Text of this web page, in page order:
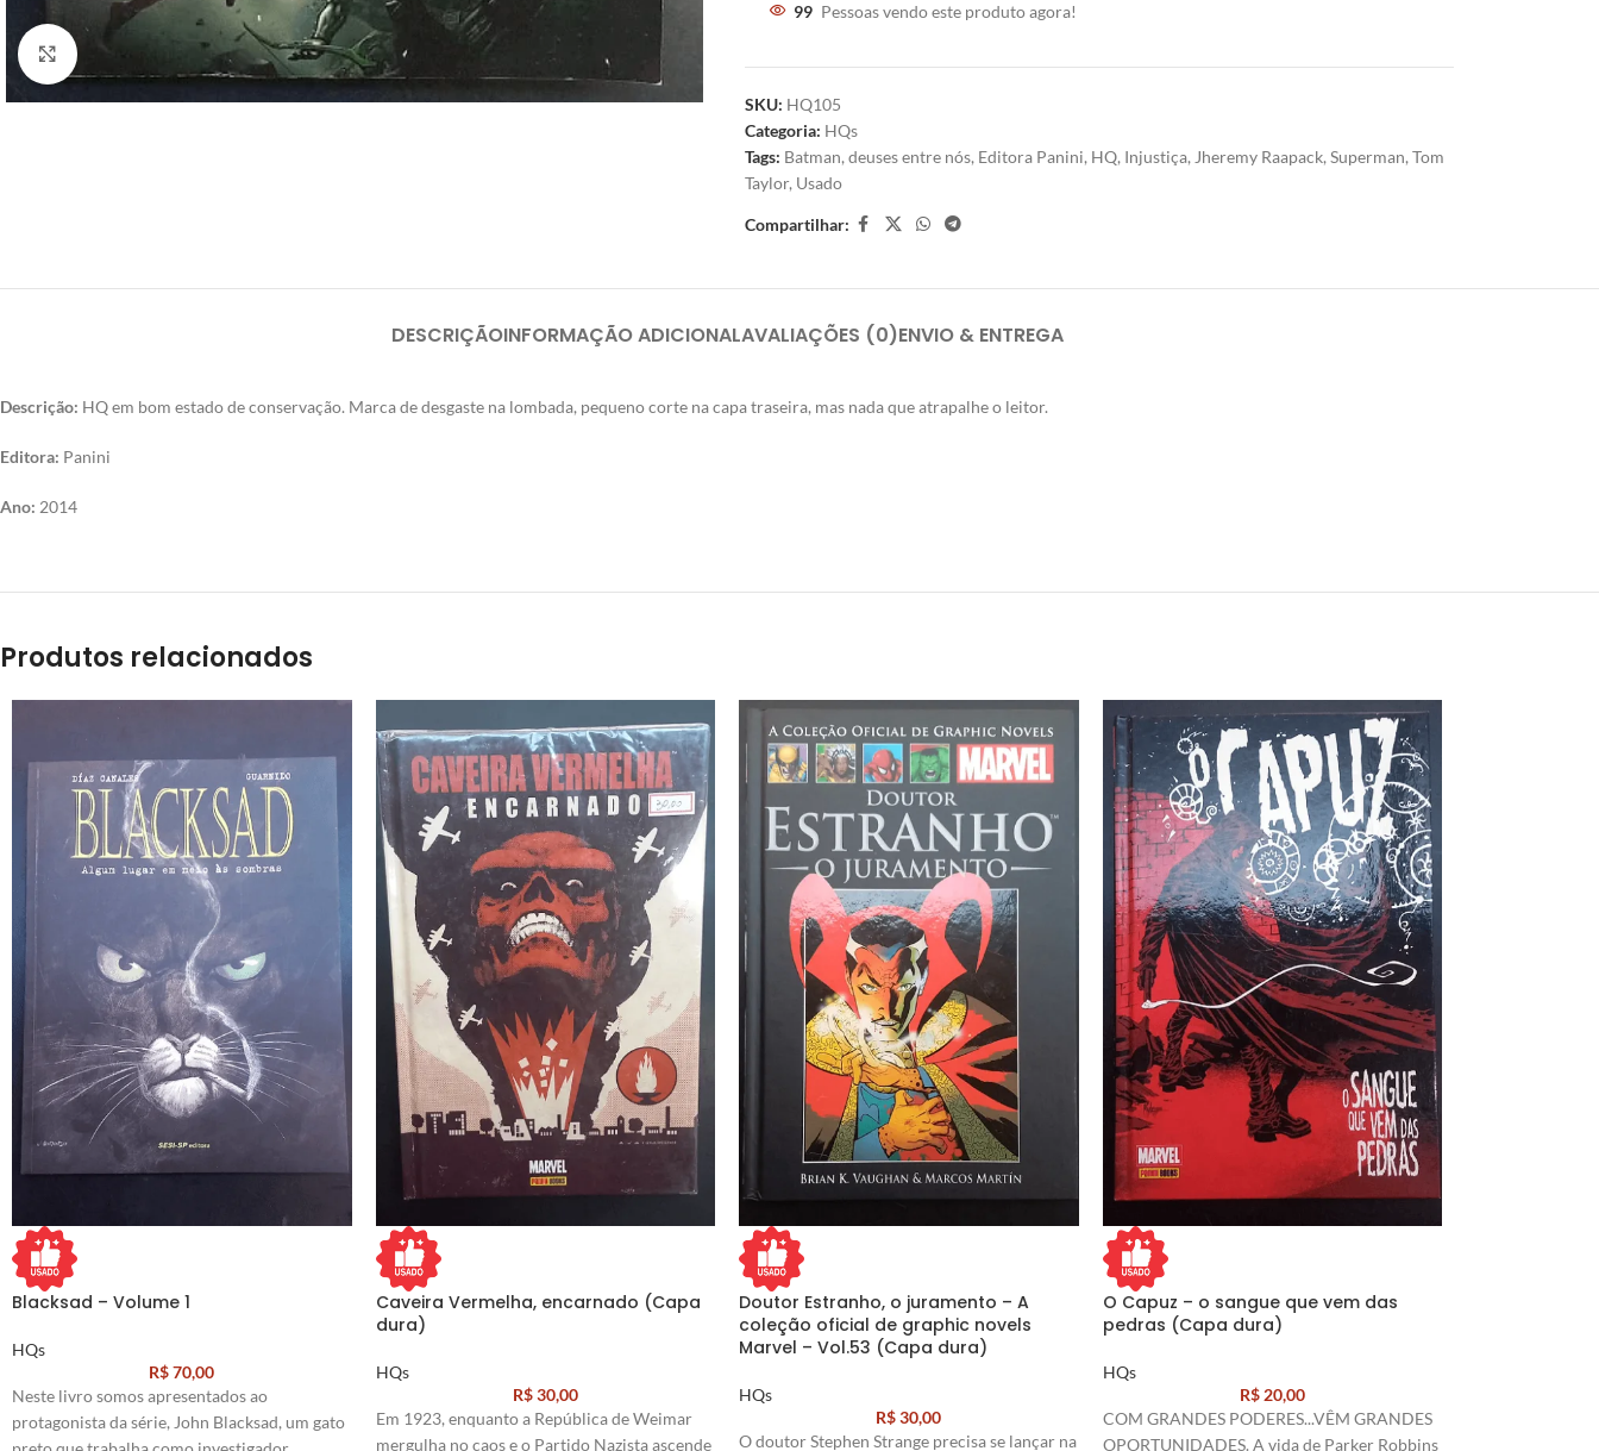
Clique para ampliar
99 Pessoas vendo este produto agora!
SKU: HQ105
Categoria: HQs
Tags: Batman, deuses entre nós, Editora Panini, HQ, Injustiça, Jheremy Raapack, Superman, Tom
Taylor, Usado
Compartilhar:
DESCRIÇÃOINFORMAÇÃO ADICIONALAVALIAÇÕES (0)ENVIO & ENTREGA
Descrição: HQ em bom estado de conservação. Marca de desgaste na lombada, pequeno corte na capa traseira, mas nada que atrapalhe o leitor.
Editora: Panini
Ano: 2014
Produtos relacionados
Blacksad – Volume 1
HQs
R$70,00
Neste livro somos apresentados ao
protagonista da série, John Blacksad, um gato
Caveira Vermelha, encarnado (Capa
dura)
HQs
R$30,00
Em 1923, enquanto a República de Weimar
mergulha no caos e o Partido Nazista ascende
Doutor Estranho, o juramento – A
coleção oficial de graphic novels
Marvel – Vol.53 (Capa dura)
HQs
R$30,00
O doutor Stephen Strange precisa se lançar na
O Capuz – o sangue que vem das
pedras (Capa dura)
HQs
R$20,00
COM GRANDES PODERES...VÊM GRANDES
OPORTUNIDADES. A vida de Parker Robbins